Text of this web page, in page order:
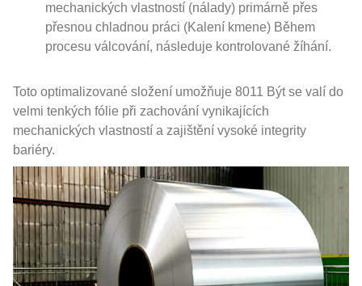
mechanických vlastností (nálady) primárně přes
přesnou chladnou práci (Kalení kmene) Během
procesu válcování, následuje kontrolované žíhání.
Toto optimalizované složení umožňuje 8011 Být se valí do
velmi tenkých fólie při zachování vynikajících
mechanických vlastností a zajištění vysoké integrity
bariéry.